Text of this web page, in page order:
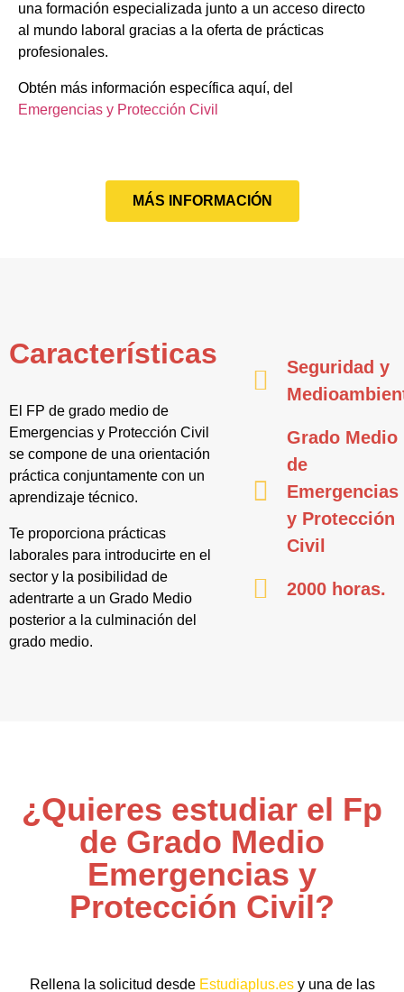
una formación especializada junto a un acceso directo
al mundo laboral gracias a la oferta de prácticas
profesionales.
Obtén más información específica aquí, del
Emergencias y Protección Civil
MÁS INFORMACIÓN
Características
El FP de grado medio de
Emergencias y Protección Civil
se compone de una orientación
práctica conjuntamente con un
aprendizaje técnico.
Te proporciona prácticas
laborales para introducirte en el
sector y la posibilidad de
adentrarte a un Grado Medio
posterior a la culminación del
grado medio.
Seguridad y
Grado Medio
de
Emergencias
y Protección
Civil
2000 horas.
¿Quieres estudiar el Fp
de Grado Medio
Emergencias y
Protección Civil?
Rellena la solicitud desde Estudiaplus.esy una de las